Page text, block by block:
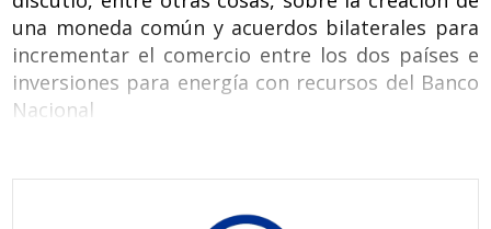
una moneda común y acuerdos bilaterales para
incrementar el comercio entre los dos países e
inversiones para energía con recursos del Banco
Nacional